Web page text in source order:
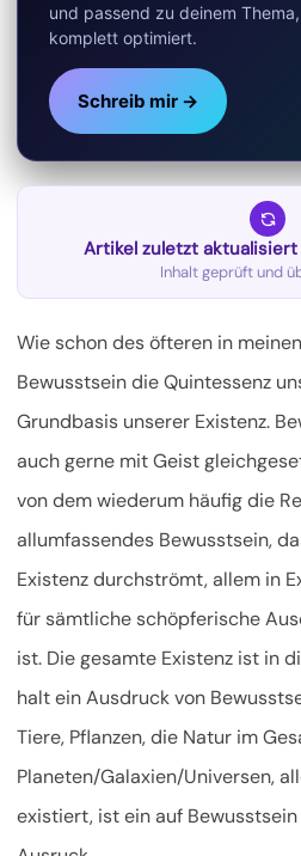
und passend zu deinem
komplett optimiert.
Schreib mir →
Artikel zuletzt aktualisiert
Inhalt geprüft und
Wie schon des öfteren in
Bewusstsein die Quintessenz
Grundbasis unserer Existenz.
auch gerne mit Geist
von dem wiederum häufig die
allumfassendes Bewusstsein,
Existenz durchströmt, allem in
für sämtliche schöpferische
ist. Die gesamte Existenz ist in
halt ein Ausdruck von
Tiere, Pflanzen, die Natur im
Planeten/Galaxien/Universen,
existiert, ist ein auf